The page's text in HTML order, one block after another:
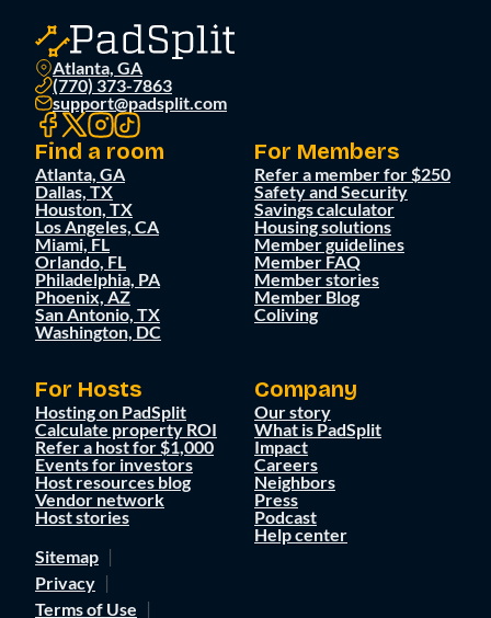
Atlanta, GA
(770) 373-7863
support@padsplit.com
Find a room
Atlanta, GA
Dallas, TX
Houston, TX
Los Angeles, CA
Miami, FL
Orlando, FL
Philadelphia, PA
Phoenix, AZ
San Antonio, TX
Washington, DC
For Members
Refer a member for $250
Safety and Security
Savings calculator
Housing solutions
Member guidelines
Member FAQ
Member stories
Member Blog
Coliving
For Hosts
Hosting on PadSplit
Calculate property ROI
Refer a host for $1,000
Events for investors
Host resources blog
Vendor network
Host stories
Company
Our story
What is PadSplit
Impact
Careers
Neighbors
Press
Podcast
Help center
Sitemap
Privacy
Terms of Use